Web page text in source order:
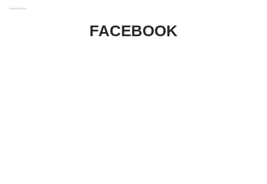
FACEBOOK